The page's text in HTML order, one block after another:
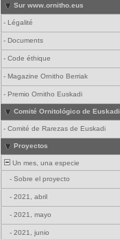
Sur www.ornitho.eus
- Légalité
- Documents
- Code éthique
- Magazine Ornitho Berriak
- Premio Ornitho Euskadi
Comité Ornitológico de Euskadi
- Comité de Rarezas de Euskadi
Proyectos
Un mes, una especie
- Sobre el proyecto
- 2021, abril
- 2021, mayo
- 2021, junio